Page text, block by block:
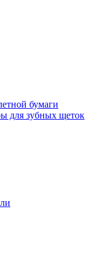
бумаги
для зубных щеток